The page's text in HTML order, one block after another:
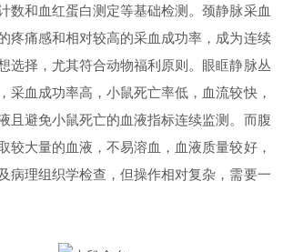
数和血红蛋白测定等基础检测。颈静脉采血
疼痛感和相对较高的采血成功率，成为连续
选择，尤其符合动物福利原则。眼眶静脉丛
采血成功率高，小鼠死亡率低，血流较快，
且避免小鼠死亡的血液指标连续监测。而腹
较大量的血液，不易溶血，血液质量较好，
病理组织学检查，但操作相对复杂，需要一